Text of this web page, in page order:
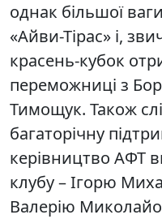
однак більшої
«Айви-Тірас» і,
красень-кубок
переможниці з
Тимощук. Також
багаторічну
керівництво АФТ
клубу – Ігорю
Валерію